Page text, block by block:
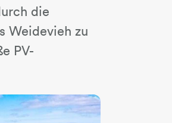
die
Weidevieh zu
PV-